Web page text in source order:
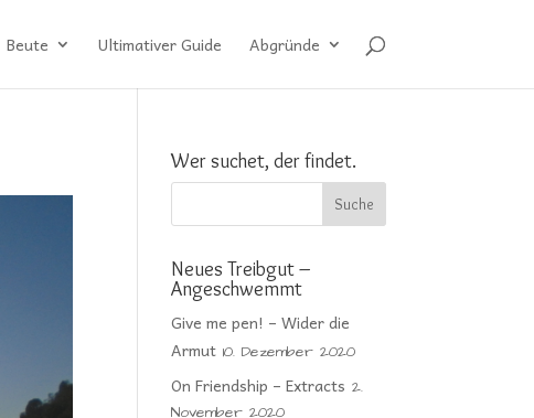
Beute Ultimativer Guide Abgründe
Wer suchet, der findet.
Neues Treibgut –
Angeschwemmt
Give me pen! – Wider die
Armut 10. Dezember 2020
On Friendship – Extracts 2.
November 2020